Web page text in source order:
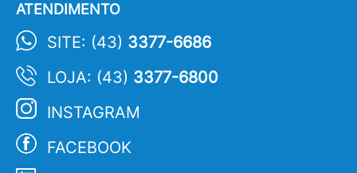
ATENDIMENTO
SITE: (43) 3377-6686
LOJA: (43) 3377-6800
INSTAGRAM
FACEBOOK